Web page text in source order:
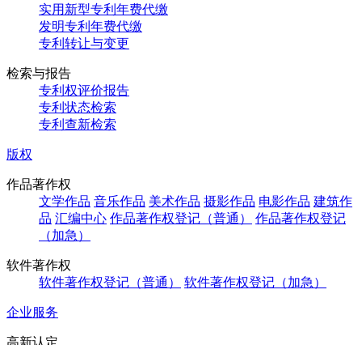
实用新型专利年费代缴
发明专利年费代缴
专利转让与变更
检索与报告
专利权评价报告
专利状态检索
专利查新检索
版权
作品著作权
文学作品 音乐作品 美术作品 摄影作品 电影作品 建筑作
品 汇编中心 作品著作权登记（普通）
作品著作权登记
（加急）
软件著作权
软件著作权登记（普通）
软件著作权登记（加急）
企业服务
高新认定